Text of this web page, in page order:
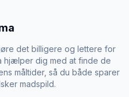
det billigere og lettere for
hjælper dig med at finde de
måltider, så du både sparer
madspild.